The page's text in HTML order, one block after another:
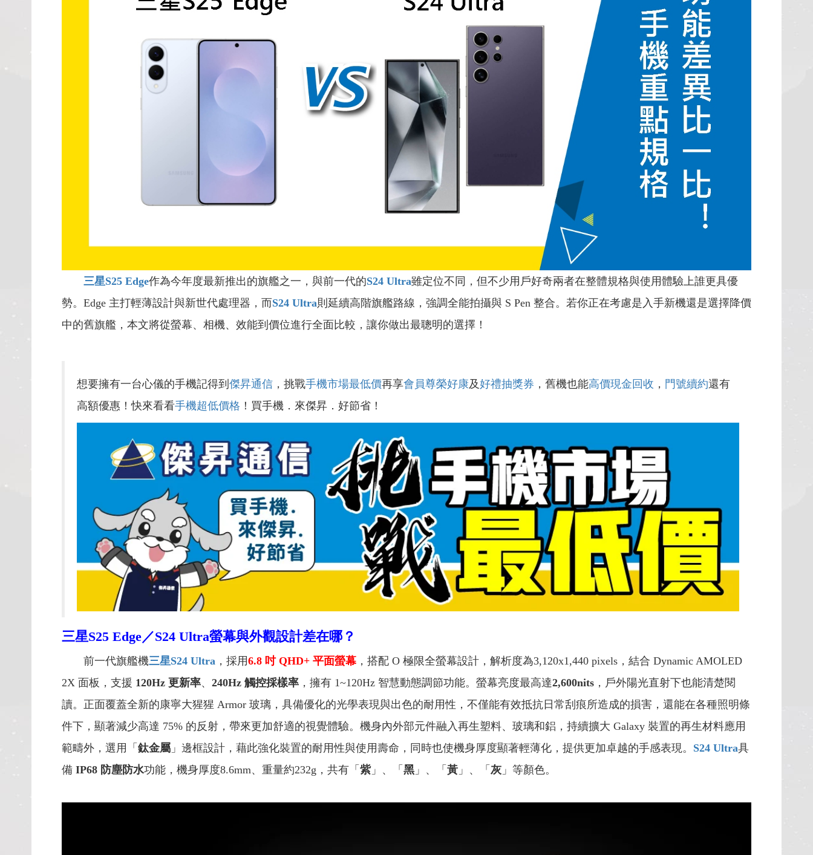
三星S25 Edge作為今年度最新推出的旗艦之一，與前一代的S24 Ultra雖定位不同，但不少用戶好奇兩者在整體規格與使用體驗上誰更具優
勢。Edge 主打輕薄設計與新世代處理器，而S24 Ultra則延續高階旗艦路線，強調全能拍攝與 S Pen 整合。若你正在考慮是入手新機還是選擇降價
中的舊旗艦，本文將從螢幕、相機、效能到價位進行全面比較，讓你做出最聰明的選擇！
想要擁有一台心儀的手機記得到 傑昇通信 ，挑戰手機市場最低價再享會員尊榮好康及好禮抽獎券 ，舊機也能高價現金回收 ， 門號續約還有
高額優惠！快來看看手機超低價格 ！買手機．來傑昇．好節省！
三星S25 Edge／S24 Ultra螢幕與外觀設計差在哪？
前一代旗艦機三星S24 Ultra ，採用6.8 吋 QHD+ 平面螢幕，搭配 O 極限全螢幕設計，解析度為3,120x1,440 pixels，結合 Dynamic AMOLED
2X 面板，支援 120Hz 更新率、 240Hz 觸控採樣率 ，擁有 1~120Hz 智慧動態調節功能。螢幕亮度最高達2,600nits ，戶外陽光直射下也能清楚閱
讀。正面覆蓋全新的康寧大猩猩 Armor 玻璃，具備優化的光學表現與出色的耐用性，不僅能有效抵抗日常刮痕所造成的損害，還能在各種照明條
件下，顯著減少高達 75% 的反射，帶來更加舒適的視覺體驗。機身內外部元件融入再生塑料、玻璃和鋁，持續擴大 Galaxy 裝置的再生材料應用
範疇外，選用「 鈦金屬 」邊框設計，藉此強化裝置的耐用性與使用壽命，同時也使機身厚度顯著輕薄化，提供更加卓越的手感表現。 S24 Ultra具
備 IP68 防塵防水功能，機身厚度8.6mm、重量約232g，共有「 紫」、「 黑 」、「 黃 」、「 灰 」等顏色。